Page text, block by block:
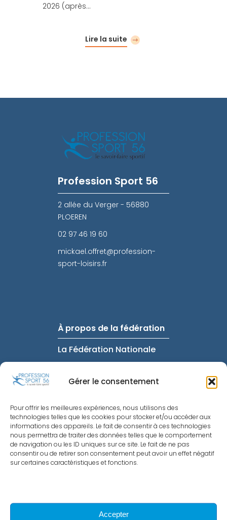
Gérer le consentement
Pour offrir les meilleures expériences, nous utilisons des
technologies telles que les cookies pour stocker et/ou accéder aux
informations des appareils. Le fait de consentir à ces technologies
nous permettra de traiter des données telles que le comportement
de navigation ou les ID uniques sur ce site. Le fait de ne pas
consentir ou de retirer son consentement peut avoir un effet négatif
sur certaines caractéristiques et fonctions.
Accepter
2026 (après…
Lire la suite
Profession Sport 56
2 allée du Verger - 56880
PLOEREN
02 97 46 19 60
mickael.offret@profession-
sport-loisirs.fr
À propos de la fédération
La Fédération Nationale
FAQ
Intranet
Informations utiles
Mentions Légales
Politique de
Confidentialité
Nous contacter